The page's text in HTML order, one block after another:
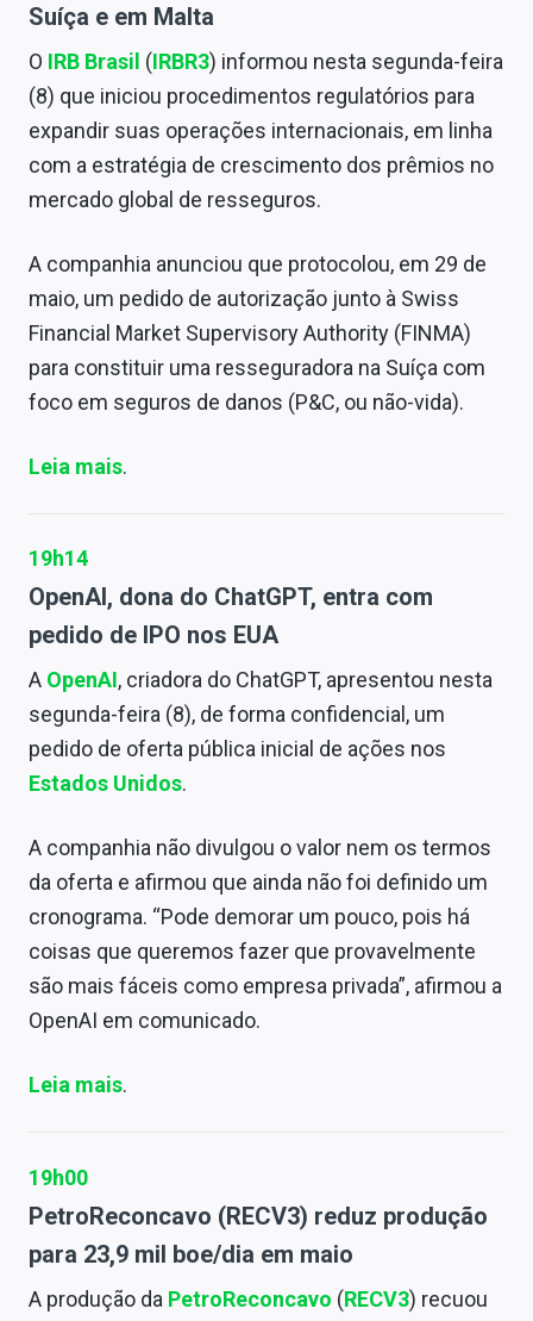
Suíça e em Malta
O IRB Brasil (IRBR3) informou nesta segunda-feira
(8) que iniciou procedimentos regulatórios para
expandir suas operações internacionais, em linha
com a estratégia de crescimento dos prêmios no
mercado global de resseguros.
A companhia anunciou que protocolou, em 29 de
maio, um pedido de autorização junto à Swiss
Financial Market Supervisory Authority (FINMA)
para constituir uma resseguradora na Suíça com
foco em seguros de danos (P&C, ou não-vida).
Leia mais.
19h14
OpenAI, dona do ChatGPT, entra com
pedido de IPO nos EUA
A OpenAI, criadora do ChatGPT, apresentou nesta
segunda-feira (8), de forma confidencial, um
pedido de oferta pública inicial de ações nos
Estados Unidos.
A companhia não divulgou o valor nem os termos
da oferta e afirmou que ainda não foi definido um
cronograma. “Pode demorar um pouco, pois há
coisas que queremos fazer que provavelmente
são mais fáceis como empresa privada”, afirmou a
OpenAI em comunicado.
Leia mais.
19h00
PetroReconcavo (RECV3) reduz produção
para 23,9 mil boe/dia em maio
A produção da PetroReconcavo (RECV3) recuou